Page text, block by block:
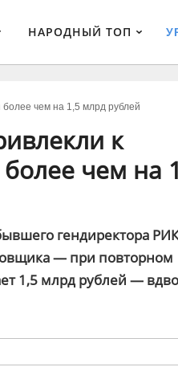
НАРОДНЫЙ ТОП
более чем на 1,5 млрд рублей
к
более чем на
гендиректора
— при повторном
1,5 млрд рублей —